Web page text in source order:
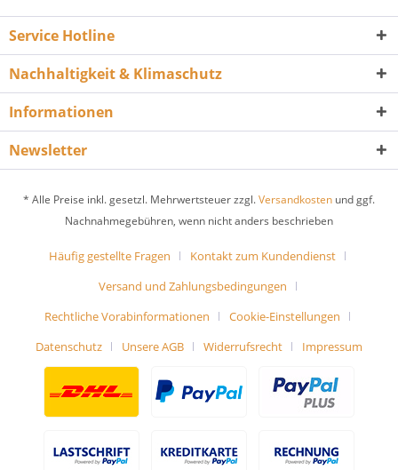
Service Hotline
Nachhaltigkeit & Klimaschutz
Informationen
Newsletter
* Alle Preise inkl. gesetzl. Mehrwertsteuer zzgl.Versandkosten und ggf.
Nachnahmegebühren, wenn nicht anders beschrieben
Häufig gestellte Fragen
Kontakt zum Kundendienst
Versand und Zahlungsbedingungen
Rechtliche Vorabinformationen
Cookie-Einstellungen
Datenschutz
Unsere AGB Widerrufsrecht Impressum